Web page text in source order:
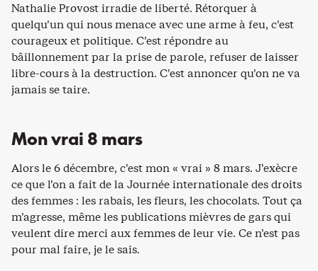
Nathalie Provost irradie de liberté. Rétorquer à
quelqu’un qui nous menace avec une arme à feu, c’est
courageux et politique. C’est répondre au
bâillonnement par la prise de parole, refuser de laisser
libre-cours à la destruction. C’est annoncer qu’on ne va
jamais se taire.
Mon vrai 8 mars
Alors le 6 décembre, c’est mon « vrai » 8 mars. J’exècre
ce que l’on a fait de la Journée internationale des droits
des femmes : les rabais, les fleurs, les chocolats. Tout ça
m’agresse, même les publications mièvres de gars qui
veulent dire merci aux femmes de leur vie. Ce n’est pas
pour mal faire, je le sais.